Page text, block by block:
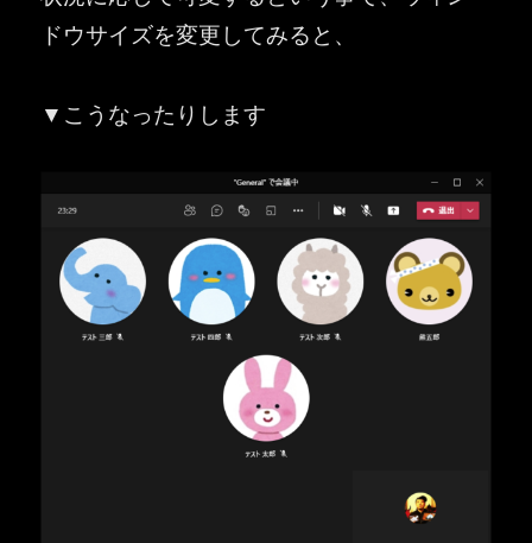
ドウサイズを変更してみると、
▼こうなったりします